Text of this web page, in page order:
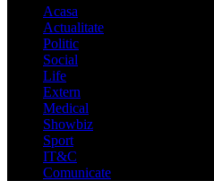
Acasa
Actualitate
Politic
Social
Life
Extern
Medical
Showbiz
Sport
IT&C
Comunicate